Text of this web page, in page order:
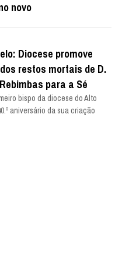
novo
Diocese promove
restos mortais de D.
para a Sé
bispo da diocese do Alto
aniversário da sua criação